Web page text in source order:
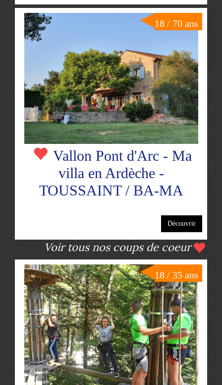
18 / 70 ans
Vallon Pont d'Arc - Ma
villa en Ardèche -
TOUSSAINT / BA-MA
Découvrir
Voir tous nos coups de coeur
18 / 35 ans